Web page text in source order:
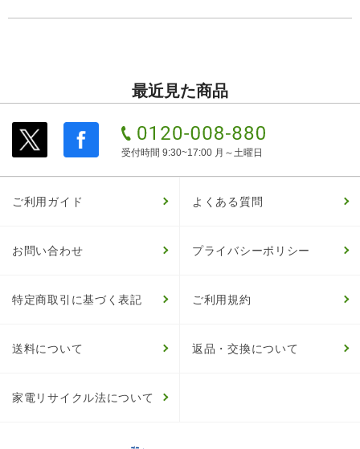
最近見た商品
受付時間 9:30~17:00 月～土曜日
ご利用ガイド よくある質問
お問い合わせ プライバシーポリシー
特定商取引に基づく表記 ご利用規約
送料について 返品・交換について
家電リサイクル法について